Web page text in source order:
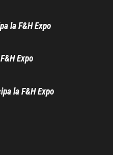
la F&H Expo
Expo
la F&H Expo